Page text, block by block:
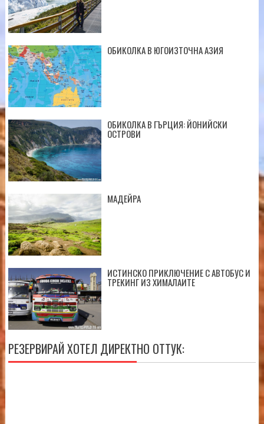
ОБИКОЛКА В ЮГОИЗТОЧНА АЗИЯ
ОБИКОЛКА В ГЪРЦИЯ: ЙОНИЙСКИ
ОСТРОВИ
МАДЕЙРА
ИСТИНСКО ПРИКЛЮЧЕНИЕ С АВТОБУС И
ТРЕКИНГ ИЗ ХИМАЛАИТЕ
РЕЗЕРВИРАЙ ХОТЕЛ ДИРЕКТНО ОТТУК: